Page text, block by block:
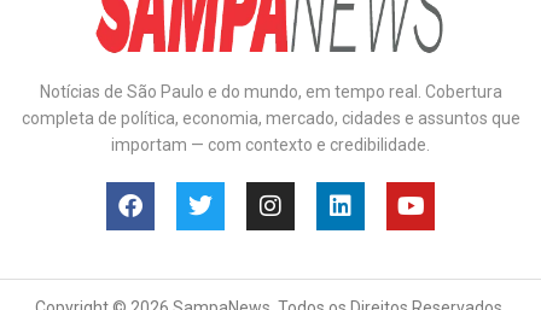
Notícias de São Paulo e do mundo, em tempo real. Cobertura
completa de política, economia, mercado, cidades e assuntos que
importam — com contexto e credibilidade.